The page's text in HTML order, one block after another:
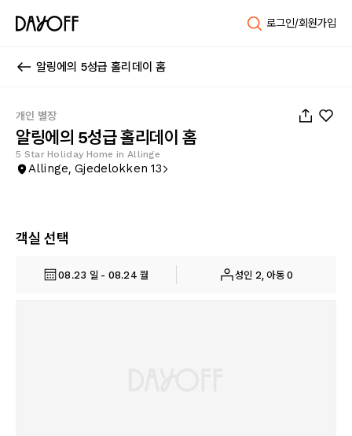
로그인/회원가입
알링에의 5성급 홀리데이 홈
개인 별장
알링에의 5성급 홀리데이 홈
5 Star Holiday Home in Allinge
Allinge, Gjedelokken 13
객실 선택
08.23 일 - 08.24 월 성인 2, 아동 0